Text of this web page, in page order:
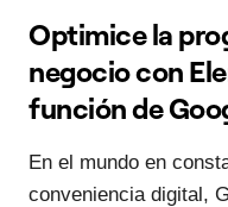
Optimice la
negocio con
función de
En el mundo en
conveniencia digital,